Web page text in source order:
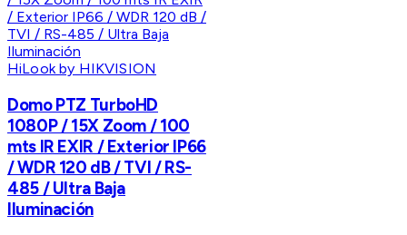
HiLook by HIKVISION
Domo PTZ TurboHD
1080P / 15X Zoom / 100
mts IR EXIR / Exterior IP66
/ WDR 120 dB / TVI / RS-
485 / Ultra Baja
Iluminación